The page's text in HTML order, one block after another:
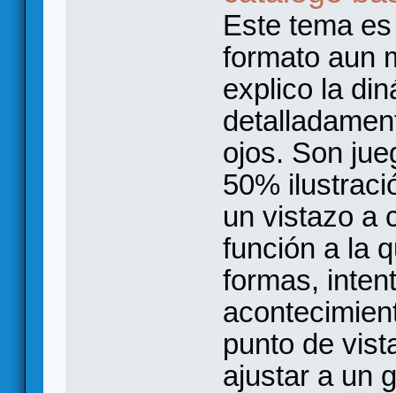
Este tema
formato aun
explico la
ojos. Son
50%
un vistazo a
función a la
formas,
punto de
ajustar a un